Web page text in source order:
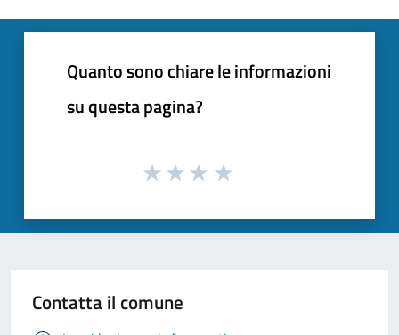
Quanto sono chiare le informazioni
su questa pagina?
Contatta il comune